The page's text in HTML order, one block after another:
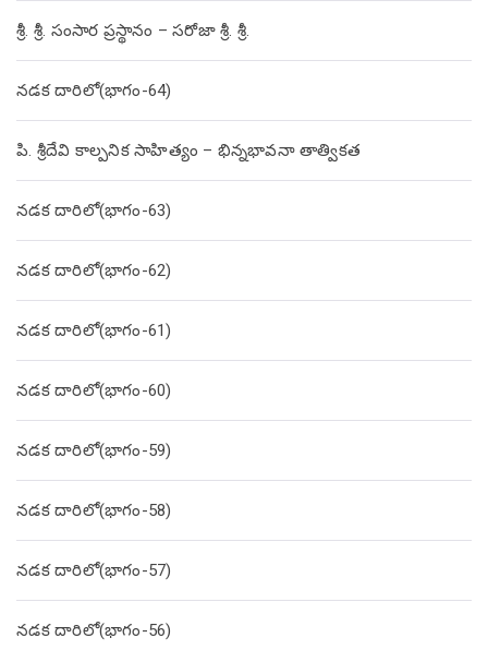
శ్రీ. శ్రీ. సంసార ప్రస్థానం – సరోజా శ్రీ. శ్రీ.
నడక దారిలో(భాగం-64)
పి. శ్రీదేవి కాల్పనిక సాహిత్యం – భిన్నభావనా తాత్వికత
నడక దారిలో(భాగం-63)
నడక దారిలో(భాగం-62)
నడక దారిలో(భాగం-61)
నడక దారిలో(భాగం-60)
నడక దారిలో(భాగం-59)
నడక దారిలో(భాగం-58)
నడక దారిలో(భాగం-57)
నడక దారిలో(భాగం-56)